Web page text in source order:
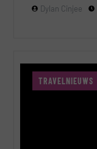
Dylan Cinjee
TRAVELNIEUWS